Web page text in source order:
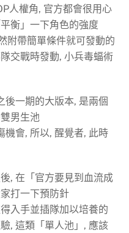
人權角, 官方都會很用心
衡」一下角色的強度
附帶簡單條件就可發動的
交戰時發動, 小兵毒蝠術
後一期的大版本, 是兩個
男生池
機會, 所以, 醒覺者, 此時
, 在「官方要見到血流成
打一下預防針
入手並插隊加以培養的
, 這類「單人池」, 應該